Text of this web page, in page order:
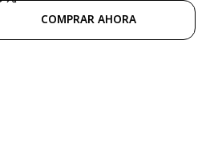
COMPRAR AHORA